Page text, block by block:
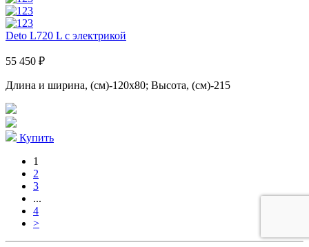
Deto L720 L с электрикой
55 450 ₽
Длина и ширина, (см)-120x80; Высота, (см)-215
Купить
1
2
3
...
4
>